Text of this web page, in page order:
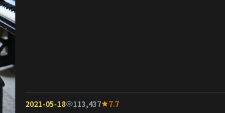
2021-05-18 113,437 7.7